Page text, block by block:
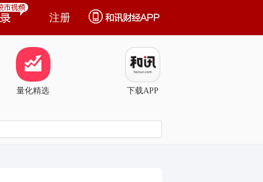
注册
量化精选 下载APP